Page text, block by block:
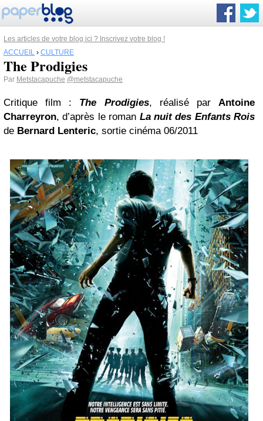
Les articles de votre blog ici ? Inscrivez votre blog !
ACCUEIL › CULTURE
The Prodigies
Par Metstacapuche @metstacapuche
Critique film : The Prodigies, réalisé parAntoine
Charreyron, d’après le roman La nuit des Enfants Rois
de Bernard Lenteric, sortie cinéma 06/2011